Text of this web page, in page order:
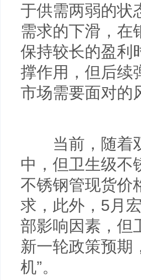
于供需两弱的状
需求的下滑，在
保持较长的盈利
撑作用，但后续
市场需要面对的
当前，随着
中，但卫生级不
不锈钢管现货价
求，此外，5月
部影响因素，但
新一轮政策预期
机”。